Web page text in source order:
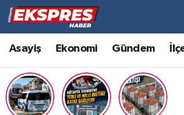
Asayiş Ekonomi Gündem
Altıntaş
Asayiş
Aslanapa
Hava Durumu
Trafik Durumu
Süper Lig Puan Durumu ve